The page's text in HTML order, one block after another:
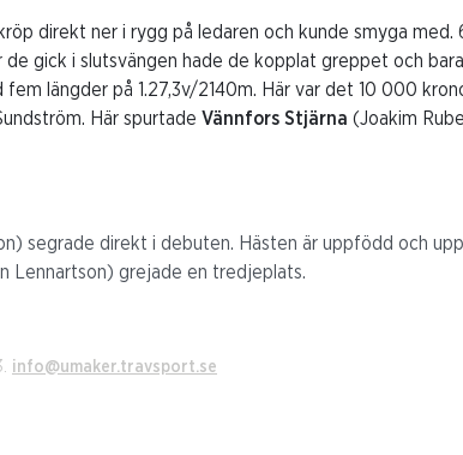
direkt ner i rygg på ledaren och kunde smyga med.
de gick i slutsvängen hade de kopplat greppet och
längder på 1.27,3v/2140m. Här var det 10 000
Här spurtade Vännfors Stjärna (Joakim
segrade direkt i debuten. Hästen är uppfödd och
Lennartson) grejade en tredjeplats.
info@umaker.travsport.se